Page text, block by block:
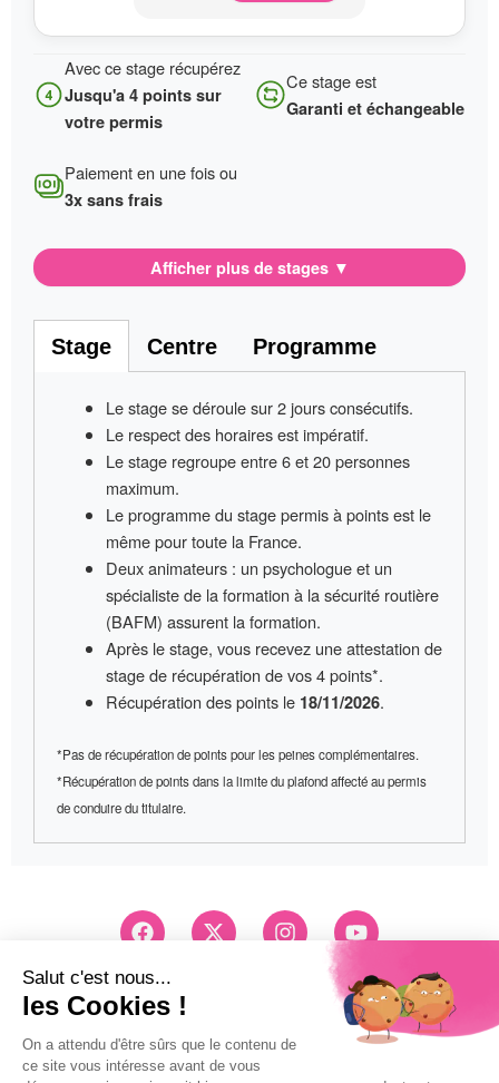
Avec ce stage récupérez
Jusqu'a 4 points sur
votre permis
Ce stage est
Garanti et échangeable
Paiement en une fois ou
3x sans frais
Afficher plus de stages ▼
Stage Centre Programme
Le stage se déroule sur2 jours consécutifs.
Le respect des horaires est impératif.
Le stage regroupe entre6 et 20 personnes
maximum.
Le programme du stage permis à pointsest le
même pour toute la France.
Deux animateurs: un psychologue et un
spécialiste de la formation à la sécurité routière
(BAFM) assurent la formation.
Après le stage, vous recevez uneattestation de
stagede récupération de vos 4 points*.
Récupération des points le 18/11/2026.
*Pas de récupération de points pour les peines complémentaires.
*Récupération de points dans la limite du plafond affecté au permis
de conduire du titulaire.
F
a
e
b
o
k
X
-
t
e
I
n
r
Y
o
t
u
b
03 83 26 83 83
Pri d'un appel local